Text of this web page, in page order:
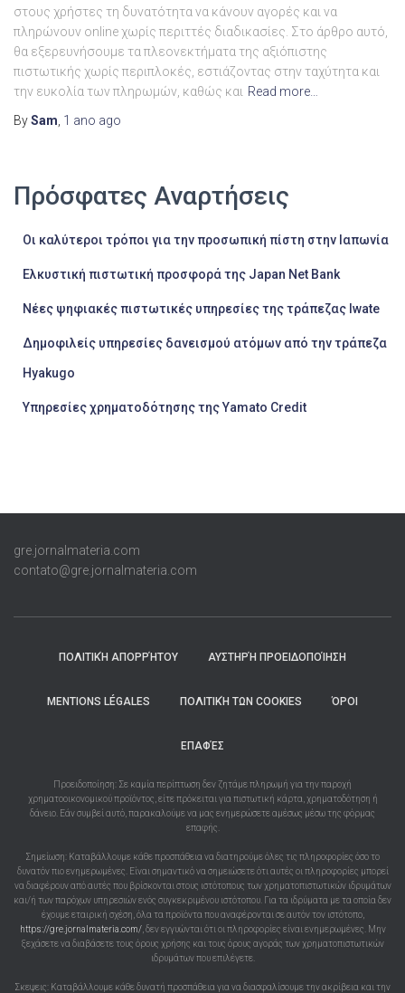
στους χρήστες τη δυνατότητα να κάνουν αγορές και να
πληρώνουν online χωρίς περιττές διαδικασίες. Στο άρθρο αυτό,
θα εξερευνήσουμε τα πλεονεκτήματα της αξιόπιστης
πιστωτικής χωρίς περιπλοκές, εστιάζοντας στην ταχύτητα και
την ευκολία των πληρωμών, καθώς και Read more…
BySam 1 ano ago
Πρόσφατες Αναρτήσεις
Οι καλύτεροι τρόποι για την προσωπική πίστη στην Ιαπωνία
Ελκυστική πιστωτική προσφορά της Japan Net Bank
Νέες ψηφιακές πιστωτικές υπηρεσίες της τράπεζας Iwate
Δημοφιλείς υπηρεσίες δανεισμού ατόμων από την τράπεζα
Hyakugo
Υπηρεσίες χρηματοδότησης της Yamato Credit
gre.jornalmateria.com
contato@gre.jornalmateria.com
ΠΟΛΙΤΙΚΉ ΑΠΟΡΡΉΤΟΥ ΑΥΣΤΗΡΉ ΠΡΟΕΙΔΟΠΟΊΗΣΗ
MENTIONS LÉGALES ΠΟΛΙΤΙΚΉ ΤΩΝ COOKIES ΌΡΟΙ
ΕΠΑΦΈΣ
Προειδοποίηση: Σε καμία περίπτωση δεν ζητάμε πληρωμή για την παροχή
χρηματοοικονομικού προϊόντος, είτε πρόκειται για πιστωτική κάρτα, χρηματοδότηση ή
δάνειο. Εάν συμβεί αυτό, παρακαλούμε να μας ενημερώσετε αμέσως μέσω της φόρμας
επαφής.
Σημείωση: Καταβάλλουμε κάθε προσπάθεια να διατηρούμε όλες τις πληροφορίες όσο το
δυνατόν πιο ενημερωμένες. Είναι σημαντικό να σημειώσετε ότι αυτές οι πληροφορίες μπορεί
να διαφέρουν από αυτές που βρίσκονται στους ιστότοπους των χρηματοπιστωτικών ιδρυμάτων
και/ή των παρόχων υπηρεσιών ενός συγκεκριμένου ιστότοπου. Για τα ιδρύματα με τα οποία δεν
έχουμε εταιρική σχέση, όλα τα προϊόντα που αναφέρονται σε αυτόν τον ιστότοπο,
https://gre.jornalmateria.com/, δεν εγγυώνται ότι οι πληροφορίες είναι ενημερωμένες. Μην
ξεχάσετε να διαβάσετε τους όρους χρήσης και τους όρους αγοράς των χρηματοπιστωτικών
ιδρυμάτων που επιλέγετε.
Σκεψεις: Καταβάλλουμε κάθε δυνατή προσπάθεια για να διασφαλίσουμε την ακρίβεια και την